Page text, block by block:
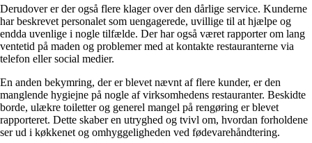
Derudover er der også flere klager over den dårlige service. Kunderne
har beskrevet personalet som uengagerede, uvillige til at hjælpe og
endda uvenlige i nogle tilfælde. Der har også været rapporter om lang
ventetid på maden og problemer med at kontakte restauranterne via
telefon eller social medier.
En anden bekymring, der er blevet nævnt af flere kunder, er den
manglende hygiejne på nogle af virksomhedens restauranter. Beskidte
borde, ulækre toiletter og generel mangel på rengøring er blevet
rapporteret. Dette skaber en utryghed og tvivl om, hvordan forholdene
ser ud i køkkenet og omhyggeligheden ved fødevarehåndtering.